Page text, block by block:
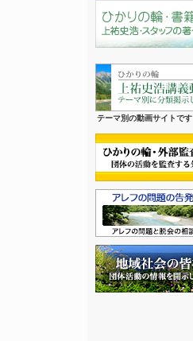
テーマ別の動画サイトです